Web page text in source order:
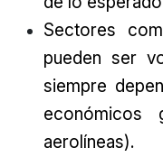
Sectores
pueden ser
siempre
económicos
aerolíneas).